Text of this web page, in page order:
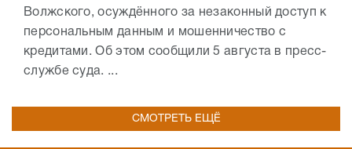
Волжского, осуждённого за незаконный доступ к
персональным данным и мошенничество с
кредитами. Об этом сообщили 5 августа в пресс-
службе суда. ...
СМОТРЕТЬ ЕЩЁ